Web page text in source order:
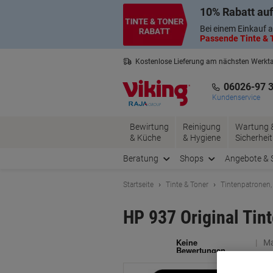
10% Rabatt
Bei einem Einkauf
Passende Tinte &
Kostenlose Lieferung am nächsten
06026-97
Kundenservice
Bewirtung
& Küche
Reinigung
& Hygiene
Wartung
Sicherheit
Beratung Shops Angebote &
Startseite Tinte & Toner
HP 937 Original